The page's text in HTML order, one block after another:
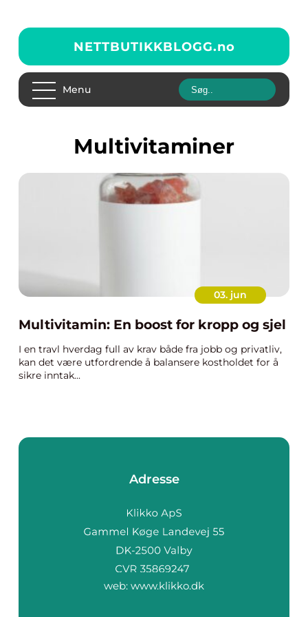
NETTBUTIKKBLOGG.no
Menu
multivitaminer
03. jun
Multivitamin: En boost for kropp og sjel
I en travl hverdag full av krav både fra jobb og privatliv,
kan det være utfordrende å balansere kostholdet for å
sikre inntak...
Adresse
web: www.klikko.dk